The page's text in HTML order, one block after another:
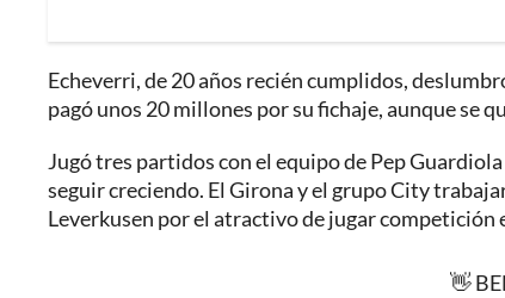
Echeverri, de 20 años recién cumplidos,
pagó unos 20 millones por su fichaje, aunque se
Jugó tres partidos con el equipo de Pep
seguir creciendo. El Girona y el grupo City
Leverkusen por el atractivo de jugar competición
👋